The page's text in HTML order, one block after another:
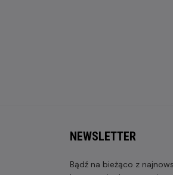
NEWSLETTER
Bądź na bieżąco z